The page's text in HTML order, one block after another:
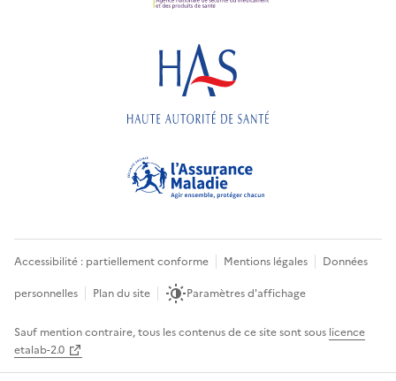
Accessibilité : partiellement conforme Mentions légales
Données
personnelles
Plan du site Paramètres d'affichage
Sauf mention contraire, tous les contenus de ce site sont sous licence
etalab-2.0